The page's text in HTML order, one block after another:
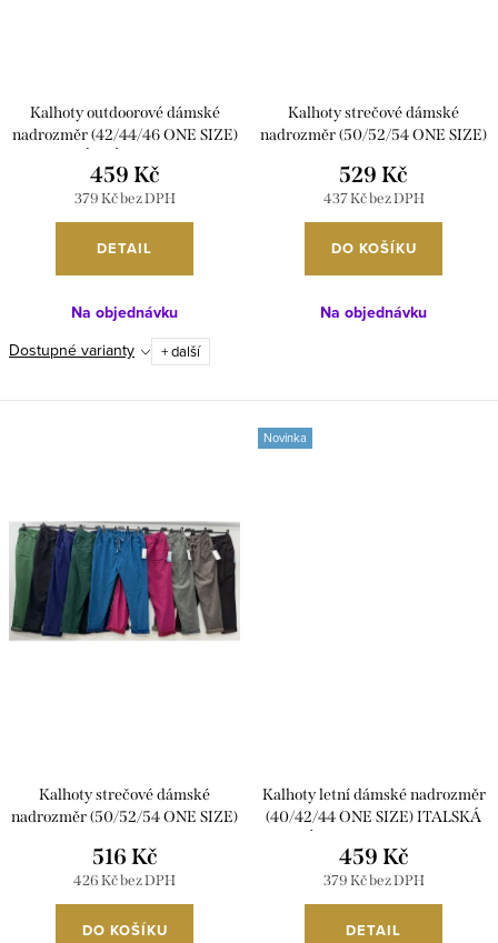
Kalhoty outdoorové dámské
nadrozměr (42/44/46 ONE SIZE)
379 Kč bez DPH
459 Kč
DETAIL
Na objednávku
Dostupné varianty
+ další
Kalhoty strečové dámské
nadrozměr (50/52/54 ONE SIZE)
50/52/54 ONE SIZE černá
437 Kč bez DPH
529 Kč
DO KOŠÍKU
Na objednávku
Kalhoty strečové dámské
nadrozměr (50/52/54 ONE SIZE)
426 Kč bez DPH
516 Kč
DO KOŠÍKU
Novinka
Kalhoty letní dámské nadrozměr
(40/42/44 ONE SIZE) ITALSKÁ
379 Kč bez DPH
459 Kč
DETAIL